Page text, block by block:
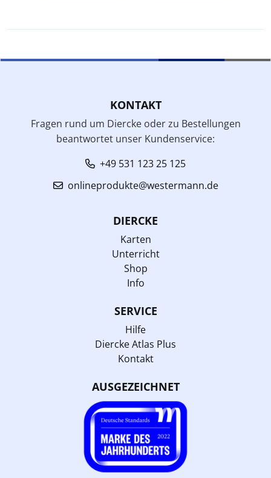
KONTAKT
Fragen rund um Diercke oder zu Bestellungen
beantwortet unser Kundenservice:
+49 531 123 25 125
onlineprodukte@westermann.de
DIERCKE
Karten
Unterricht
Shop
Info
SERVICE
Hilfe
Diercke Atlas Plus
Kontakt
AUSGEZEICHNET